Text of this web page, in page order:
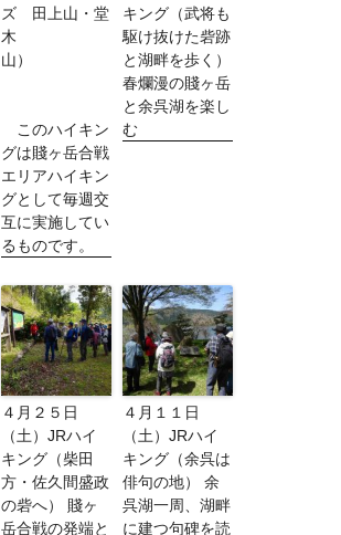
ズ 田上山・堂
木
山）
このハイキン
グは賤ヶ岳合戦
エリアハイキン
グとして毎週交
互に実施してい
るものです。
キング（武将も
駆け抜けた砦跡
と湖畔を歩く）
春爛漫の賤ヶ岳
と余呉湖を楽し
む
４月２５日
（土）JRハイ
キング（柴田
方・佐久間盛政
の砦へ） 賤ヶ
岳合戦の発端と
４月１１日
（土）JRハイ
キング（余呉は
俳句の地） 余
呉湖一周、湖畔
に建つ句碑を読